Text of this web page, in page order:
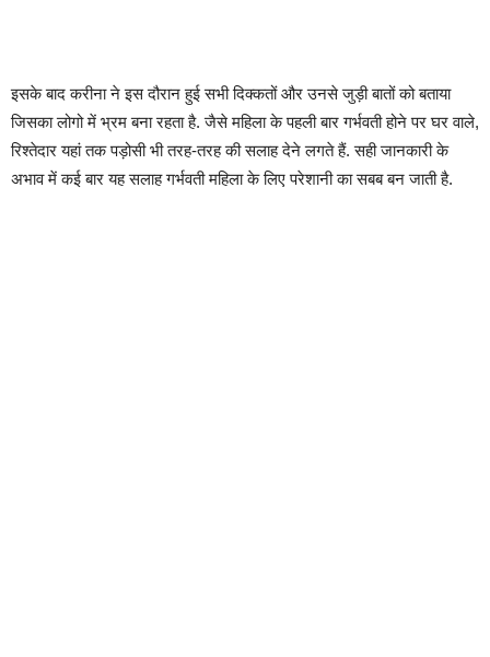
इसके बाद करीना ने इस दौरान हुई सभी दिक्कतों और उनसे जुड़ी बातों को बताया
जिसका लोगो में भ्रम बना रहता है. जैसे महिला के पहली बार गर्भवती होने पर घर वाले,
रिश्‍तेदार यहां तक पड़ोसी भी तरह-तरह की सलाह देने लगते हैं. सही जानकारी के
अभाव में कई बार यह सलाह गर्भवती महिला के लिए परेशानी का सबब बन जाती है.